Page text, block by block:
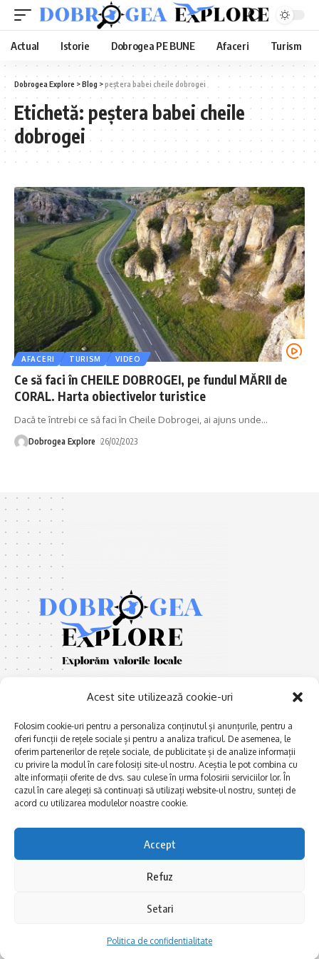
Acest site utilizează cookie-uri
Folosim cookie-uri pentru a personaliza conținutul și anunțurile, pentru a
oferi funcții de rețele sociale și pentru a analiza traficul. De asemenea, le
oferim partenerilor de rețele sociale, de publicitate și de analize informații
cu privire la modul în care folosiți site-ul nostru. Aceștia le pot combina cu
alte informații oferite de dvs. sau culese în urma folosirii serviciilor lor. În
cazul în care alegeți să continuați să utilizați website-ul nostru, sunteți de
acord cu utilizarea modulelor noastre cookie.
Accept
Refuz
Setari
Politica de confidentialitate
Actual Istorie Dobrogea PE BUNE Afaceri Turism
Dobrogea Explore >Blog >peștera babei cheile dobrogei
Etichetă: peștera babei cheile
dobrogei
AFACERI TURISM VIDEO
Ce să faci în CHEILE DOBROGEI, pe fundul MĂRII de
CORAL. Harta obiectivelor turistice
Dacă te întrebi ce să faci în Cheile Dobrogei, ai ajuns unde…
Dobrogea Explore 26/02/2023
E xplorăm Dobrogea,
Explorăm valorile locale:
Deltă, Litoral, cele mai mari
biserici și mănăstiri, cele mai
FRUMOASE POVEȘTI.
Afaceri și meșteșuguri
Actualitate
Dobrogea PE BUNE
Istorie și civilizaţie
La Drum cu Ada